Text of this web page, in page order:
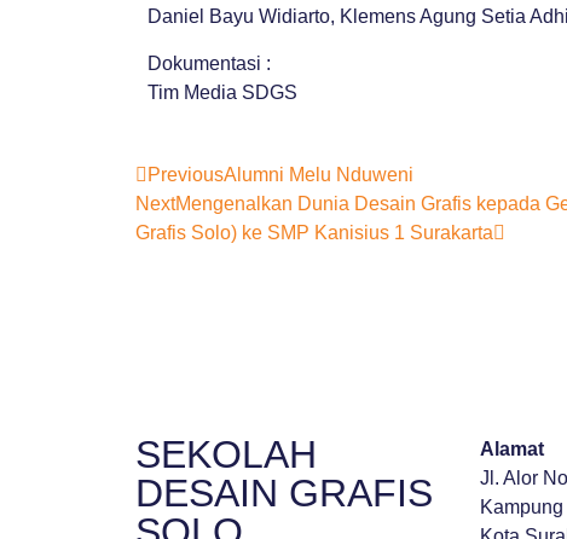
Daniel Bayu Widiarto, Klemens Agung Setia Adhi
Dokumentasi :
Tim Media SDGS
PreviousAlumni Melu Nduweni
NextMengenalkan Dunia Desain Grafis kepada
Grafis Solo) ke SMP Kanisius 1 Surakarta
SEKOLAH
DESAIN GRAFIS
Alamat
Jl. Alor